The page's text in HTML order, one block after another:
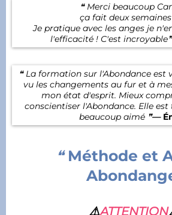
❝ Merci beaucoup
ça fait deux
Je pratique avec les anges je
l'efficacité ! C'est incroyable❞
❝ La formation sur l'Abondance est
vu les changements au fur et à
mon état d'esprit. Mieux
conscientiser l'Abondance. Elle
beaucoup aimé ❞—
❝ Méthode et
⚠️ATTENTION